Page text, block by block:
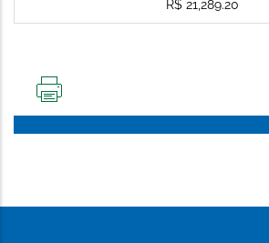
R$ 21,289.20
PÁGINA